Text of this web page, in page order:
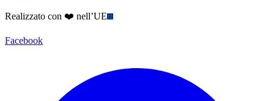
Realizzato con ❤️ nell’UE
Facebook